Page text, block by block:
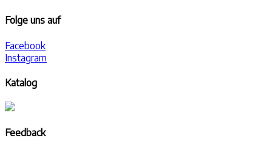
Folge uns auf
Facebook
Instagram
Katalog
Feedback